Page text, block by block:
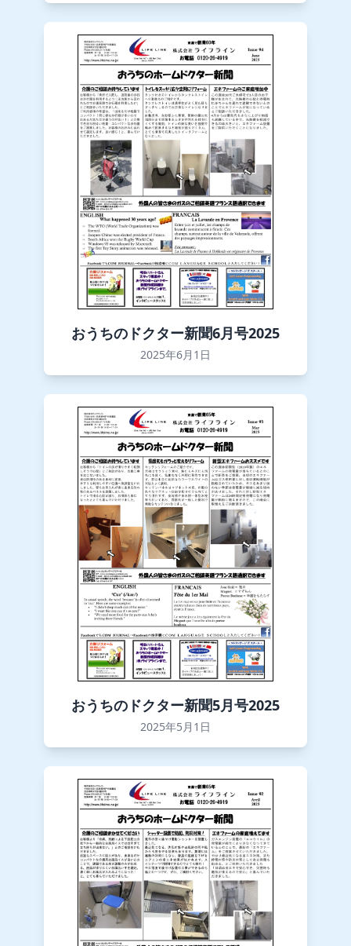
おうちのドクター新聞6月号2025
2025年6月1日
おうちのドクター新聞5月号2025
2025年5月1日